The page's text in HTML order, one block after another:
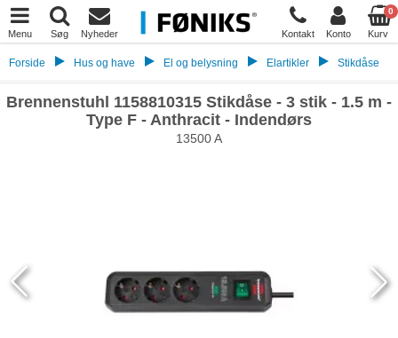
Menu Søg Nyheder Kontakt Konto
0
Kurv
Forside Hus og have El og belysning Elartikler Stikdåse
Brennenstuhl 1158810315 Stikdåse - 3 stik - 1.5 m -
Type F - Anthracit - Indendørs
13500 A